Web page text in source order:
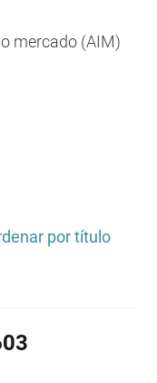
mercado (AIM)
por título